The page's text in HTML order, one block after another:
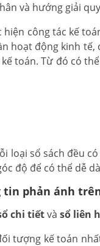
và hướng giải
công tác kế
hoạt động kinh tế,
toán. Từ đó có
loại sổ sách đều
độ để có thể dễ
tin phản ánh
chi tiếtvà sổ liên
tượng kế toán